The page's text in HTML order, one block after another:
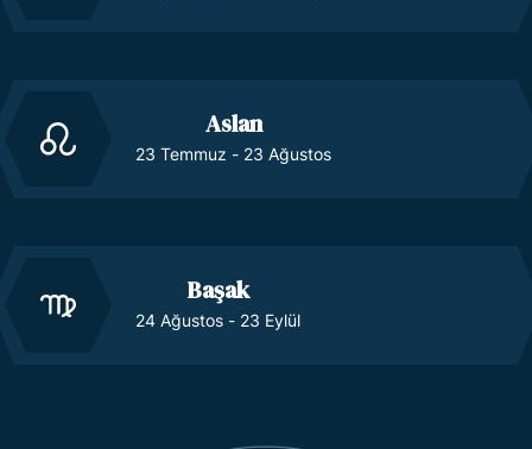
Aslan
23 Temmuz - 23 Ağustos
Başak
24 Ağustos - 23 Eylül